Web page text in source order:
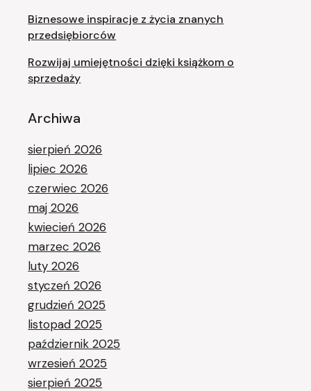
Biznesowe inspiracje z życia znanych
przedsiębiorców
Rozwijaj umiejętności dzięki książkom o
sprzedaży
Archiwa
sierpień 2026
lipiec 2026
czerwiec 2026
maj 2026
kwiecień 2026
marzec 2026
luty 2026
styczeń 2026
grudzień 2025
listopad 2025
październik 2025
wrzesień 2025
sierpień 2025